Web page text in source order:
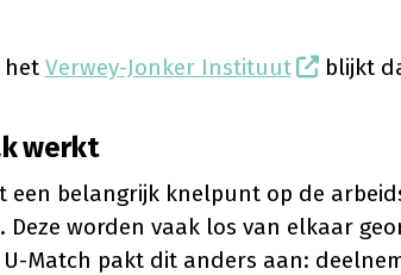
het Verwey-Jonker Instituut blijkt
werkt
een belangrijk knelpunt op de
worden vaak los van elkaar
Match pakt dit anders aan: